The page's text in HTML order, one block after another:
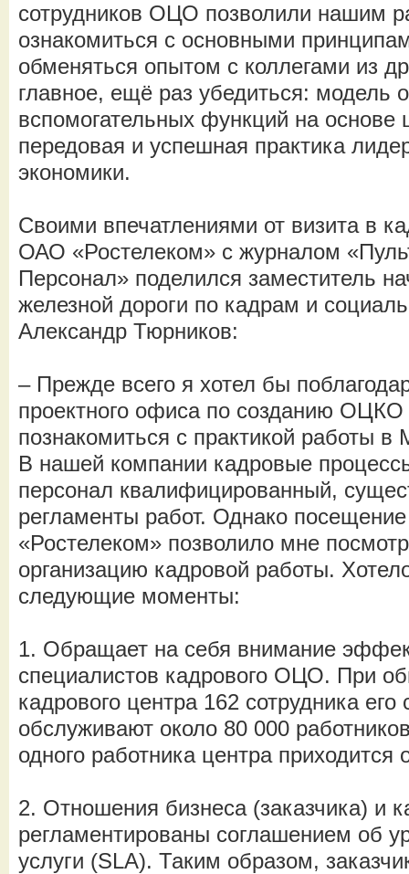
сотрудников ОЦО позволили нашим
ознакомиться с основными
обменяться опытом с коллегами из
главное, ещё раз убедиться: модель
вспомогательных функций на основе
передовая и успешная практика
экономики.
Своими впечатлениями от визита в
ОАО «Ростелеком» с журналом
Персонал» поделился заместитель
железной дороги по кадрам и
Александр Тюрников:
– Прежде всего я хотел бы
проектного офиса по созданию ОЦКО
познакомиться с практикой работы
В нашей компании кадровые
персонал квалифицированный,
регламенты работ. Однако
«Ростелеком» позволило мне
организацию кадровой работы.
следующие моменты:
1. Обращает на себя внимание
специалистов кадрового ОЦО. При
кадрового центра 162 сотрудника
обслуживают около 80 000
одного работника центра приходится
2. Отношения бизнеса (заказчика) и
регламентированы соглашением об
услуги (SLA). Таким образом,